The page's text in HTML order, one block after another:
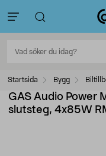
Startsida Bygg
GAS Audio Power
slutsteg, 4x85W